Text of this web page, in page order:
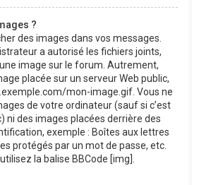
?
des images dans vos messages.
a autorisé les fichiers joints,
image sur le forum. Autrement,
placée sur un serveur Web public,
mon-image.gif. Vous ne
de votre ordinateur (sauf si c’est
ni des images placées derrière des
exemple : Boîtes aux lettres
protégés par un mot de passe, etc.
la balise BBCode [img].